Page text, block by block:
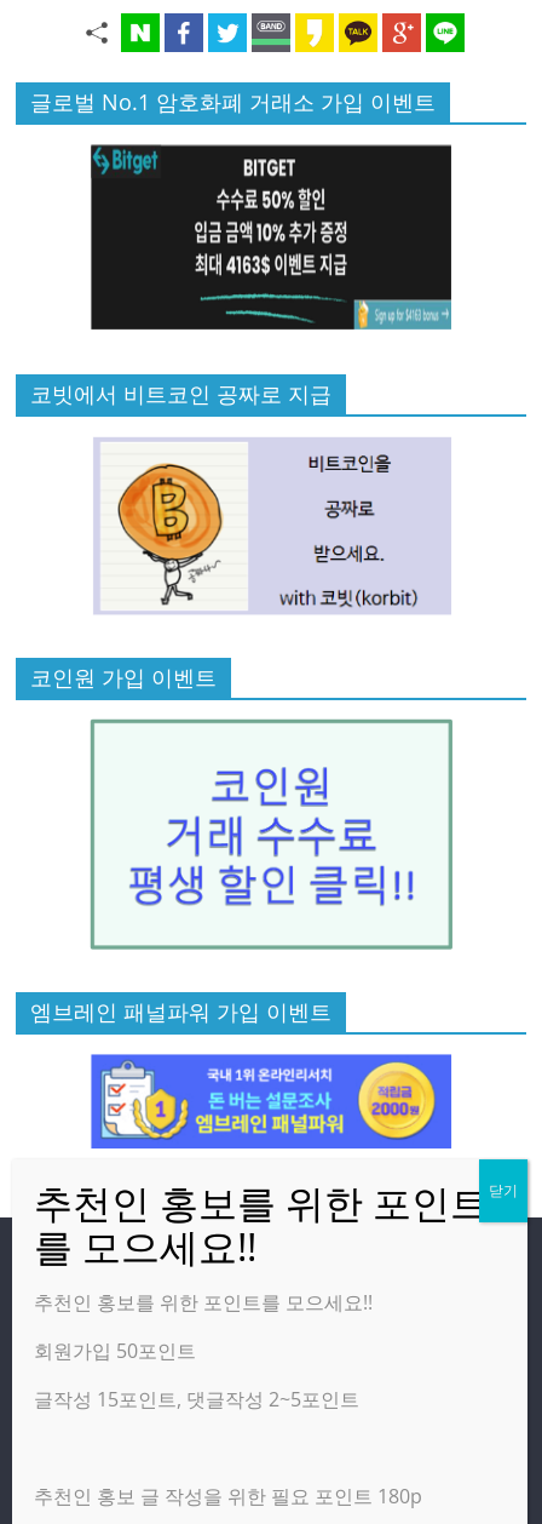
글로벌 No.1 암호화폐 거래소 가입 이벤트
코빗에서 비트코인 공짜로 지급
코인원 가입 이벤트
엠브레인 패널파워 가입 이벤트
방문자
온라인 방문자:28
오늘의 조회수:1,534
광고 제휴 홍보 일반 문의 : apptechgo@naver.com
추천인 홍보를 위한 포인트를 모으세요!!
회원가입 50포인트
글작성 15포인트, 댓글작성 2~5포인트
추천인 홍보 글 작성을 위한 필요 포인트 180p